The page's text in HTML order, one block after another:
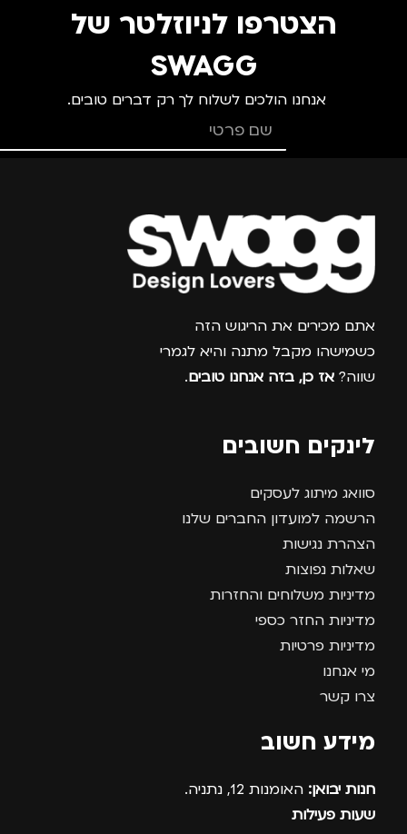
הצטרפו לניוזלטר של
SWAGG
אנחנו הולכים לשלוח לך רק דברים טובים.
צרפו אותי למועדון
אתם מכירים את הריגוש הזה
כשמישהו מקבל מתנה והיא לגמרי
שווה? אז כן, בזה אנחנו טובים.
לינקים חשובים
סוואג מיתוג לעסקים
הרשמה למועדון החברים שלנו
הצהרת נגישות
שאלות נפוצות
מדיניות משלוחים והחזרות
מדיניות החזר כספי
מדיניות פרטיות
מי אנחנו
צרו קשר
מידע חשוב
חנות יבואן: האומנות 12, נתניה.
שעות פעילות